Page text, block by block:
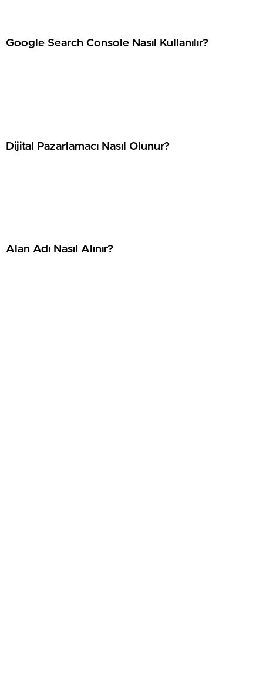
Google Search Console Nasıl Kullanılır?
⁠Dijital Pazarlamacı Nasıl Olunur?
⁠Alan Adı Nasıl Alınır?